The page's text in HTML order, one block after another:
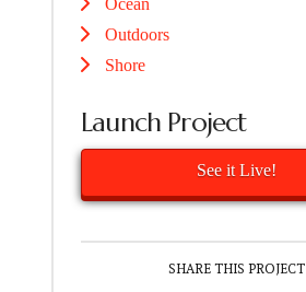
Ocean
Outdoors
Shore
Launch Project
See it Live!
SHARE THIS PROJECT